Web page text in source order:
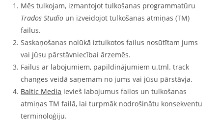
Mēs tulkojam, izmantojot tulkošanas programmatūru
Trados Studio un izveidojot tulkošanas atmiņas (TM)
failus.
Saskaņošanas nolūkā iztulkotos failus nosūtītam jums
vai jūsu pārstāvniecībai ārzemēs.
Failus ar labojumiem, papildinājumiem u.tml. track
changes veidā saņemam no jums vai jūsu pārstāvja.
Baltic Media ievieš labojumus failos un tulkošanas
atmiņas TM failā, lai turpmāk nodrošinātu konsekventu
terminoloģiju.